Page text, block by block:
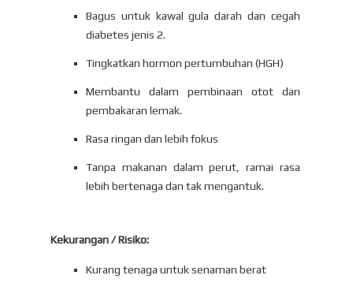
Bagus untuk kawal gula darah dan cegah
diabetes jenis 2.
Tingkatkan hormon pertumbuhan (HGH)
Membantu dalam pembinaan otot dan
pembakaran lemak.
Rasa ringan dan lebih fokus
Tanpa makanan dalam perut, ramai rasa
lebih bertenaga dan tak mengantuk.
Kekurangan / Risiko:
Kurang tenaga untuk senaman berat